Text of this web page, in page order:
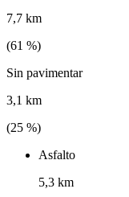
7,7 km
(61 %)
Sin pavimentar
3,1 km
(25 %)
Asfalto
5,3 km